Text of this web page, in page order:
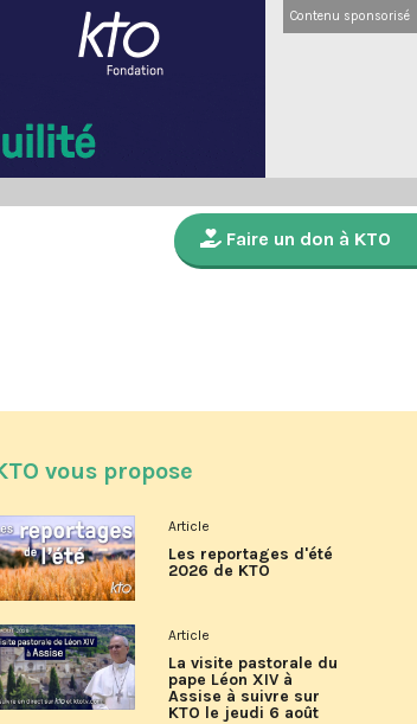
Contenu sponsorisé
Faire un don à KTO
vous propose
Article
Les reportages d'été
2026 de KTO
Article
La visite pastorale du
pape Léon XIV à
Assise à suivre sur
KTO le jeudi 6 août